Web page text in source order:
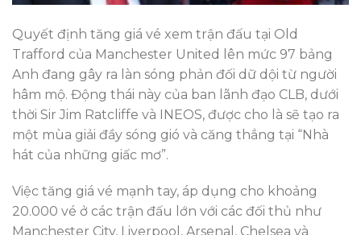
Quyết định tăng giá vé xem trận đấu tại Old
Trafford của Manchester United lên mức 97 bảng
Anh đang gây ra làn sóng phản đối dữ dội từ người
hâm mộ. Động thái này của ban lãnh đạo CLB, dưới
thời Sir Jim Ratcliffe và INEOS, được cho là sẽ tạo ra
một mùa giải đầy sóng gió và căng thẳng tại “Nhà
hát của những giấc mơ”.
Việc tăng giá vé mạnh tay, áp dụng cho khoảng
20.000 vé ở các trận đấu lớn với các đối thủ như
Manchester City, Liverpool, Arsenal, Chelsea và